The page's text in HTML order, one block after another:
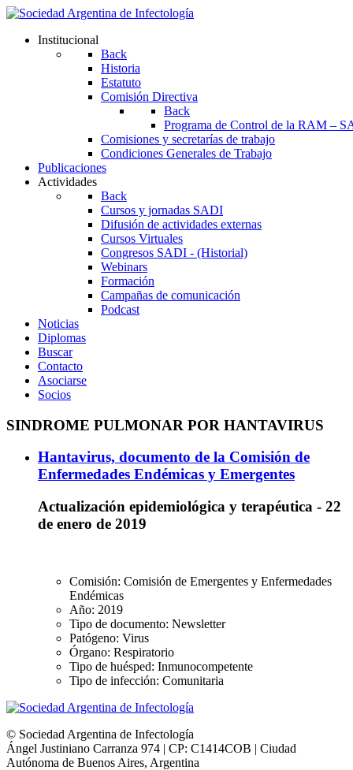
Institucional
Back
Historia
Estatuto
Comisión Directiva
Back
Programa de Control de la RAM –
Comisiones y secretarías de trabajo
Condiciones Generales de Trabajo
Publicaciones
Actividades
Back
Cursos y jornadas SADI
Difusión de actividades externas
Cursos Virtuales
Congresos SADI - (Historial)
Webinars
Formación
Campañas de comunicación
Podcast
Noticias
Diplomas
Buscar
Contacto
Asociarse
Socios
SINDROME PULMONAR POR HANTAVIRUS
Hantavirus, documento de la Comisión de
Enfermedades Endémicas y Emergentes
Actualización epidemiológica y terapéutica - 22
de enero de 2019
Comisión: Comisión de Emergentes y Enfermedades
Endémicas
Año: 2019
Tipo de documento: Newsletter
Patógeno: Virus
Órgano: Respiratorio
Tipo de huésped: Inmunocompetente
Tipo de infección: Comunitaria
© Sociedad Argentina de Infectología
Ángel Justiniano Carranza 974 | CP: C1414COB | Ciudad
Autónoma de Buenos Aires, Argentina